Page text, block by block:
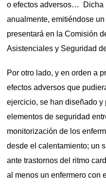
o efectos adversos… Dicha
anualmente, emitiéndose
presentará en la Comisión
Asistenciales y Seguridad
Por otro lado, y en orden a
efectos adversos que
ejercicio, se han diseñado y
elementos de seguridad
monitorización de los
desde el calentamiento; un
ante trastornos del ritmo
al menos un enfermero con